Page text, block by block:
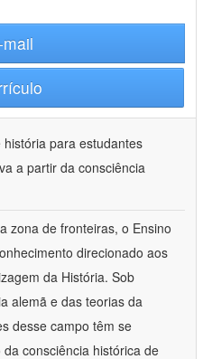
história para estudantes
a partir da consciência
zona de fronteiras, o Ensino
direcionado aos
da História. Sob
alemã e das teorias da
desse campo têm se
consciência histórica de